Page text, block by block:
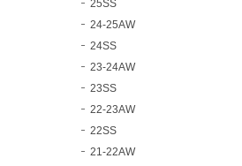
25SS
24-25AW
24SS
23-24AW
23SS
22-23AW
22SS
21-22AW